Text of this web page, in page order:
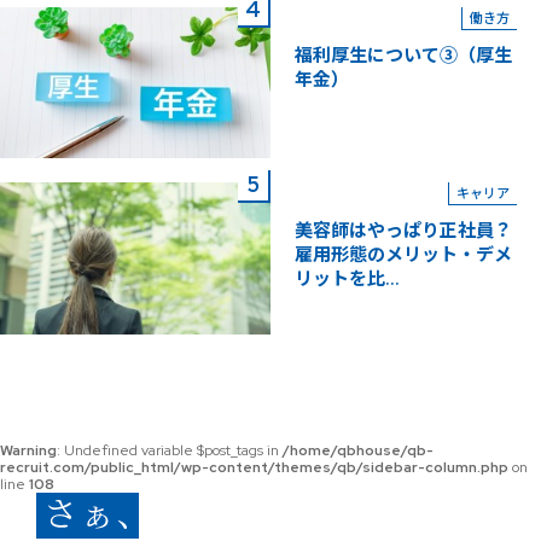
働き方
福利厚生について③（厚生
年金）
キャリア
美容師はやっぱり正社員？
雇用形態のメリット・デメ
リットを比...
Warning: Undefined variable $post_tags in /home/qbhouse/qb-
recruit.com/public_html/wp-content/themes/qb/sidebar-column.php on
line 108